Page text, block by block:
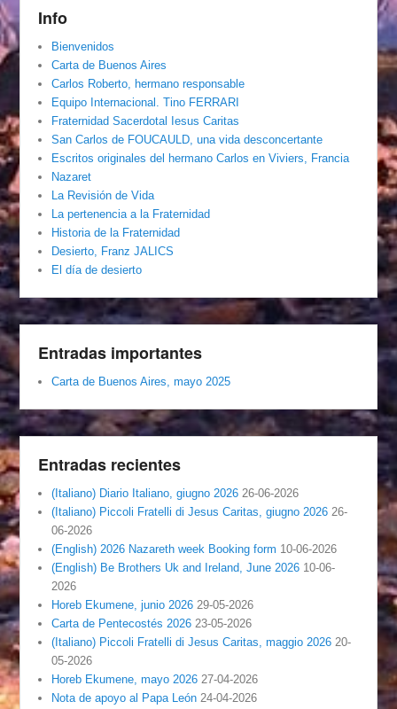
Info
Bienvenidos
Carta de Buenos Aires
Carlos Roberto, hermano responsable
Equipo Internacional. Tino FERRARI
Fraternidad Sacerdotal Iesus Caritas
San Carlos de FOUCAULD, una vida desconcertante
Escritos originales del hermano Carlos en Viviers, Francia
Nazaret
La Revisión de Vida
La pertenencia a la Fraternidad
Historia de la Fraternidad
Desierto, Franz JALICS
El día de desierto
Entradas importantes
Carta de Buenos Aires, mayo 2025
Entradas recientes
(Italiano) Diario Italiano, giugno 2026 26-06-2026
(Italiano) Piccoli Fratelli di Jesus Caritas, giugno 2026 26-
06-2026
(English) 2026 Nazareth week Booking form 10-06-2026
(English) Be Brothers Uk and Ireland, June 2026 10-06-
2026
Horeb Ekumene, junio 2026 29-05-2026
Carta de Pentecostés 2026 23-05-2026
(Italiano) Piccoli Fratelli di Jesus Caritas, maggio 2026 20-
05-2026
Horeb Ekumene, mayo 2026 27-04-2026
Nota de apoyo al Papa León 24-04-2026